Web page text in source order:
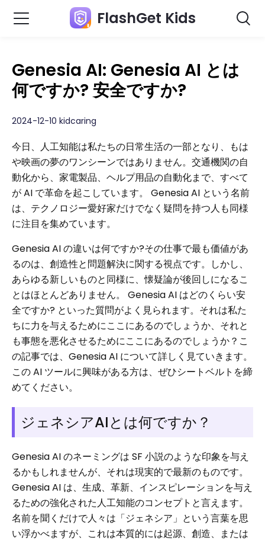
FlashGet Kids
Genesia AI: Genesia AI とは
何ですか? 安全ですか?
2024-12-10 kidcaring
今日、人工知能は私たちの日常生活の一部となり、もは
や映画の夢のワンシーンではありません。交通機関の自​​
動化から、家電製品、ヘルプ用品の自動化まで、すべて
が AI で革命を起こしています。 Genesia AI という名前
は、テクノロジー愛好家だけでなく疑問を持つ人も同様
に注目を集めています。
Genesia AI の違いは何ですか?その仕事で最も価値があ
るのは、創造性と問題解決に関する視点です。しかし、
あらゆる新しいものと同様に、懐疑論が後回しになるこ
とはほとんどありません。 Genesia AI はどのくらい安
全ですか? といった質問がよく見られます。それは私た
ちに力を与えるためにここにあるのでしょうか、それと
も事態を悪化させるためにここにあるのでしょうか？こ
の記事では、Genesia AI について詳しく見ていきます。
この AI ツールに興味がある方は、ぜひシートベルトを締
めてください。
ジェネシアAIとは何ですか？
Genesia AI のネーミングは SF 小説のような印象を与え
るかもしれませんが、それは現実的で最新のものです。
Genesia AI は、生成、革新、インスピレーションを与え
るための強化された人工知能のコンセプトと言えます。
名前を聞くだけで人々は「ジェネシア」という言葉を思
い浮かべますが、これは本質的には起源、創造、または